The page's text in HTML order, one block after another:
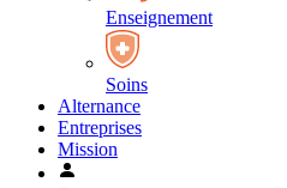
Enseignement
Soins
Alternance
Entreprises
Mission